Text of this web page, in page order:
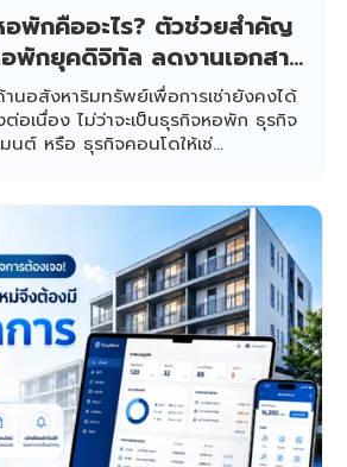
อพักคืออะไร? ตัวช่วยสำคัญ
พักยุคดิจิทัล ลดงานเอกสาร
ำไรให้ธุรกิจหอพัก
นอสังหาริมทรัพย์เพื่อการเช่ายังคงได้
อเนื่อง ไม่ว่าจะเป็นธุรกิจหอพัก ธุรกิจ
นต์ หรือ ธุรกิจคอนโดให้เช่...